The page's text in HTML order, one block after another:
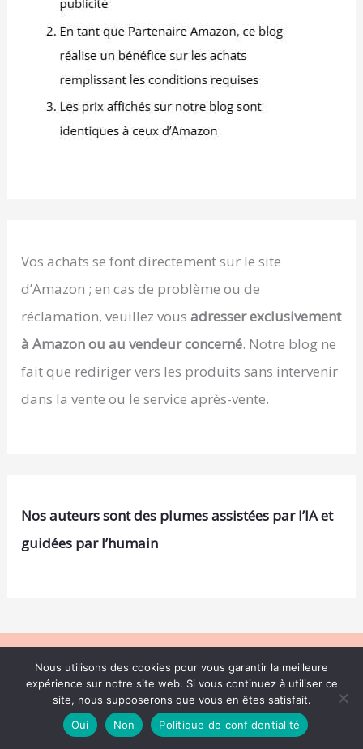
Vos achats se font directement sur le site
d’Amazon ; en cas de problème ou de
réclamation, veuillez vousadresser exclusivement
à Amazon ou au vendeur concerné. Notre blog ne
fait que rediriger vers les produits sans intervenir
dans la vente ou le service après-vente.
Nos auteurs sont des plumes assistées par l’IA et
guidées par l’humain
Copyright © 2026 .
A propos
Contact
Nous utilisons des cookies pour vous garantir la meilleure
expérience sur notre site web. Si vous continuez à utiliser ce
site, nous supposerons que vous en êtes satisfait.
Oui
Non Politique de confidentialité